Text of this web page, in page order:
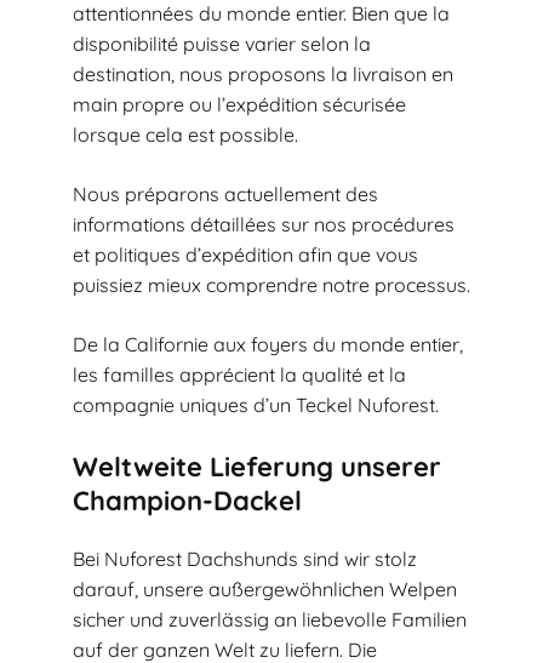
attentionnées du monde entier. Bien que la
disponibilité puisse varier selon la
destination, nous proposons la livraison en
main propre ou l’expédition sécurisée
lorsque cela est possible.
Nous préparons actuellement des
informations détaillées sur nos procédures
et politiques d’expédition afin que vous
puissiez mieux comprendre notre processus.
De la Californie aux foyers du monde entier,
les familles apprécient la qualité et la
compagnie uniques d’un Teckel Nuforest.
Weltweite Lieferung unserer
Champion-Dackel
Bei Nuforest Dachshunds sind wir stolz
darauf, unsere außergewöhnlichen Welpen
sicher und zuverlässig an liebevolle Familien
auf der ganzen Welt zu liefern. Die